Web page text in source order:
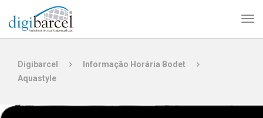
Digibarcel
Informação Horária Bodet
Aquastyle